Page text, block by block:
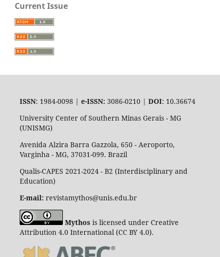
Current Issue
ISSN: 1984-0098 | e-ISSN:3086-0210 | DOI: 10.36674
University Center of Southern Minas Gerais - MG
(UNISMG)
Avenida Alzira Barra Gazzola, 650 - Aeroporto,
Varginha - MG, 37031-099. Brazil
Qualis-CAPES 2021-2024 - B2 (Interdisciplinary and
Education)
E-mail:revistamythos@unis.edu.br
Mythosis licensed under Creative
Attribution 4.0 International (CC BY 4.0).